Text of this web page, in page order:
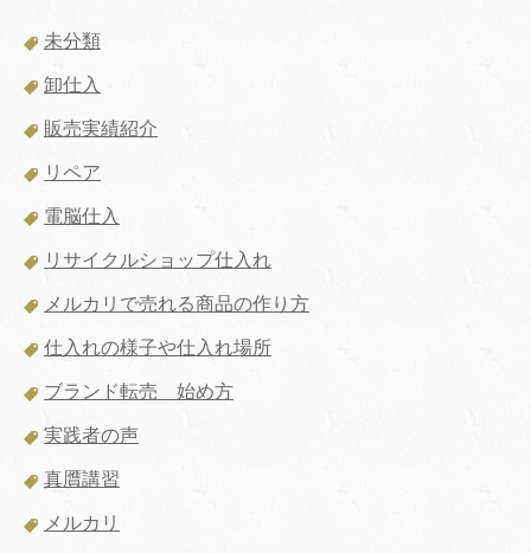
未分類
卸仕入
販売実績紹介
リペア
電脳仕入
リサイクルショップ仕入れ
メルカリで売れる商品の作り方
仕入れの様子や仕入れ場所
ブランド転売 始め方
実践者の声
真贋講習
メルカリ